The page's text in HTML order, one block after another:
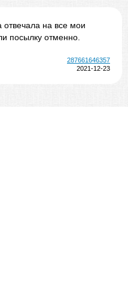
на все мои
посылку отменно.
287661646357
2021-12-23